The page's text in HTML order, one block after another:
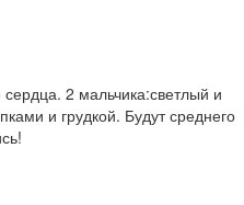
2 мальчика:светлый и
и грудкой. Будут среднего